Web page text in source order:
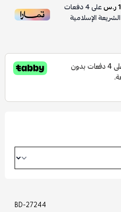
على4دفعات
الإسلامية
BD-27244